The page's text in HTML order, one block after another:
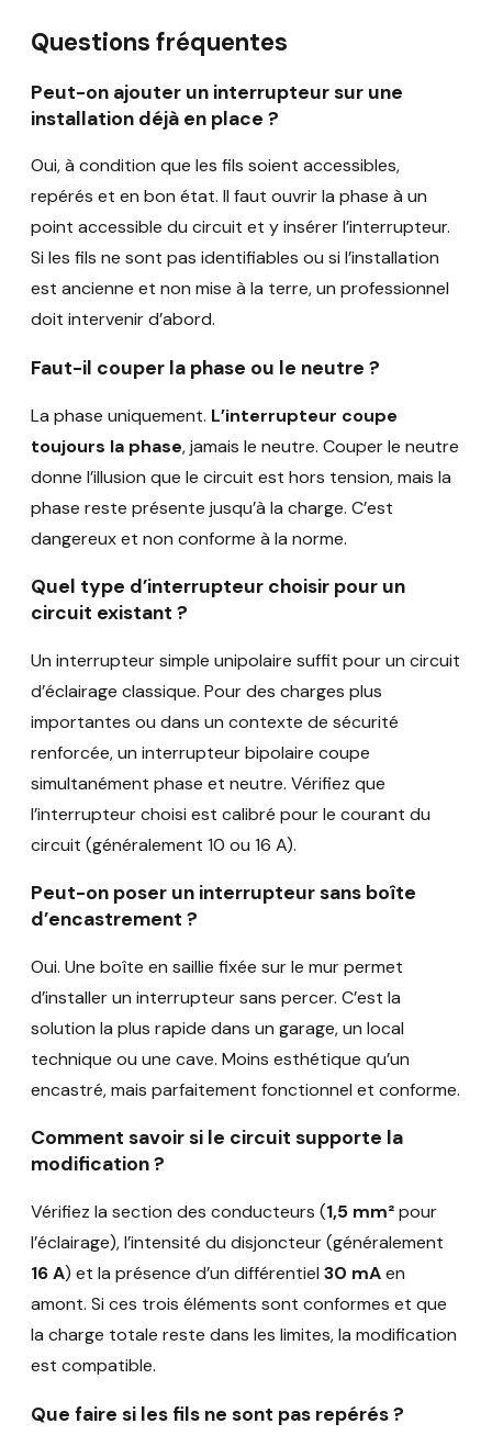
Questions fréquentes
Peut-on ajouter un interrupteur sur une
installation déjà en place ?
Oui, à condition que les fils soient accessibles,
repérés et en bon état. Il faut ouvrir la phase à un
point accessible du circuit et y insérer l’interrupteur.
Si les fils ne sont pas identifiables ou si l’installation
est ancienne et non mise à la terre, un professionnel
doit intervenir d’abord.
Faut-il couper la phase ou le neutre ?
La phase uniquement. L’interrupteur coupe
toujours la phase, jamais le neutre. Couper le neutre
donne l’illusion que le circuit est hors tension, mais la
phase reste présente jusqu’à la charge. C’est
dangereux et non conforme à la norme.
Quel type d’interrupteur choisir pour un
circuit existant ?
Un interrupteur simple unipolaire suffit pour un circuit
d’éclairage classique. Pour des charges plus
importantes ou dans un contexte de sécurité
renforcée, un interrupteur bipolaire coupe
simultanément phase et neutre. Vérifiez que
l’interrupteur choisi est calibré pour le courant du
circuit (généralement 10 ou 16 A).
Peut-on poser un interrupteur sans boîte
d’encastrement ?
Oui. Une boîte en saillie fixée sur le mur permet
d’installer un interrupteur sans percer. C’est la
solution la plus rapide dans un garage, un local
technique ou une cave. Moins esthétique qu’un
encastré, mais parfaitement fonctionnel et conforme.
Comment savoir si le circuit supporte la
modification ?
Vérifiez la section des conducteurs (1,5 mm²pour
l’éclairage), l’intensité du disjoncteur (généralement
16 A) et la présence d’un différentiel 30 mAen
amont. Si ces trois éléments sont conformes et que
la charge totale reste dans les limites, la modification
est compatible.
Que faire si les fils ne sont pas repérés ?